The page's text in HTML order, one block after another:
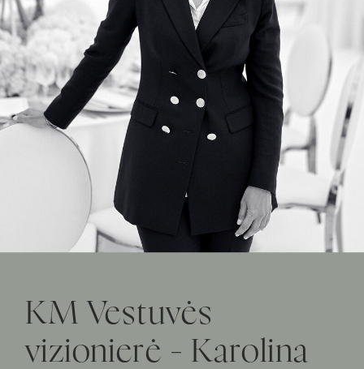
KM Vestuvės
vizionierė - Karolina